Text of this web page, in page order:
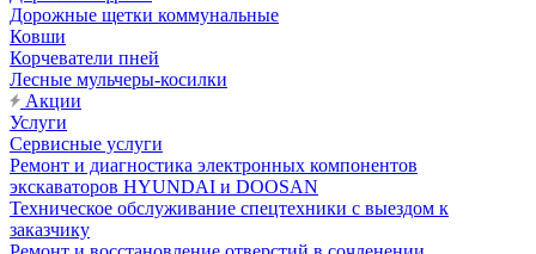
Дорожные щетки коммунальные
Ковши
Корчеватели пней
Лесные мульчеры-косилки
Акции
Услуги
Сервисные услуги
Ремонт и диагностика электронных компонентов
экскаваторов HYUNDAI и DOOSAN
Техническое обслуживание спецтехники с выездом к
заказчику